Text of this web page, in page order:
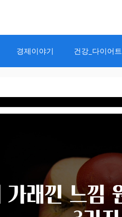
경제이야기 건강_다이어트